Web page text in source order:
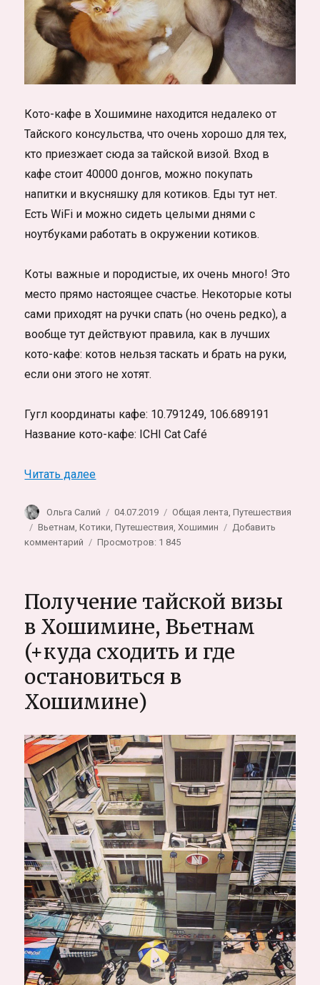
Кото-кафе в Хошимине находится недалеко от
Тайского консульства, что очень хорошо для тех,
кто приезжает сюда за тайской визой. Вход в
кафе стоит 40000 донгов, можно покупать
напитки и вкусняшку для котиков. Еды тут нет.
Есть WiFi и можно сидеть целыми днями с
ноутбуками работать в окружении котиков.
Коты важные и породистые, их очень много! Это
место прямо настоящее счастье. Некоторые коты
сами приходят на ручки спать (но очень редко), а
вообще тут действуют правила, как в лучших
кото-кафе: котов нельзя таскать и брать на руки,
если они этого не хотят.
Гугл координаты кафе: 10.791249, 106.689191
Название кото-кафе: ICHI Cat Café
Читать далее«Кото кафе в Хошимине — одно из
Автор
Ольга Салий Опубликовано
04.07.2019 Рубрики
Общая лента ,Путешествия
Метки
Вьетнам ,Котики ,Путешествия ,Хошимин
Добавить
комментарий
в
—
одно
из
лучших
Просмотров: 1 845
Получение тайской визы
в Хошимине, Вьетнам
(+куда сходить и где
остановиться в
Хошимине)